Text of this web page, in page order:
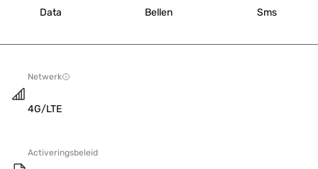
Data Bellen Sms
Netwerk
4G/LTE
Activeringsbeleid